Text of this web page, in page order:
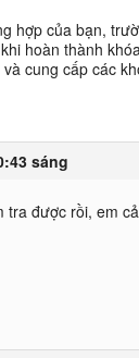
hợp của bạn,
hoàn thành
cung cấp các
sáng
tra được rồi, em